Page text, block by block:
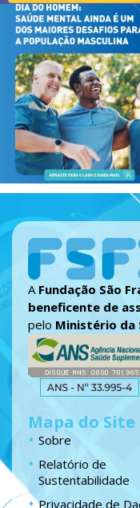
A Fundação São
beneficente de
pelo Ministério da
Mapa do Site
Sobre
Relatório de
Sustentabilidade
Privacidade de